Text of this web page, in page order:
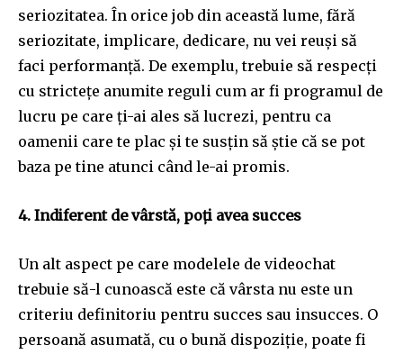
seriozitatea. În orice job din această lume, fără
seriozitate, implicare, dedicare, nu vei reuși să
faci performanță. De exemplu, trebuie să respecți
cu strictețe anumite reguli cum ar fi programul de
lucru pe care ți-ai ales să lucrezi, pentru ca
oamenii care te plac și te susțin să știe că se pot
baza pe tine atunci când le-ai promis.
4. Indiferent de vârstă, poți avea succes
Un alt aspect pe care modelele de videochat
trebuie să-l cunoască este că vârsta nu este un
criteriu definitoriu pentru succes sau insucces. O
persoană asumată, cu o bună dispoziție, poate fi